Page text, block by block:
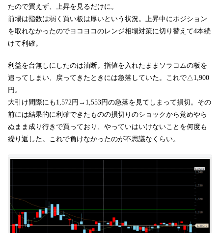
たので買えず、上昇を見るだけに。
前場は指数は弱く買い板は厚いという状況。上昇中にポジション
を取れなかったのでヨコヨコのレンジ相場対策に切り替えて4本続
けて利確。
利益を台無しにしたのは油断。指値を入れたままソラコムの板を
追ってしまい、戻ってきたときには急落していた。これで△1,900
円。
大引け間際にも1,572円→1,553円の急落を見てしまって損切。その
前には結果的に利確できたものの損切りのショックから覚めやら
ぬまま成り行きで買っており、やっていはいけないことを何度も
繰り返した。これで負けなかったのが不思議なくらい。